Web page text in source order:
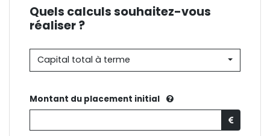
Quels calculs souhaitez-vous
réaliser ?
Capital total à terme
Montant du placement initial